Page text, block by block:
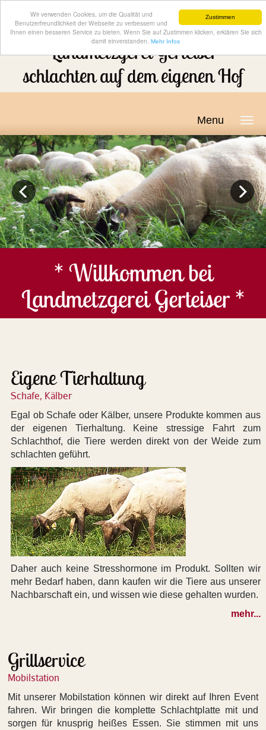
Zustimmen
Wir verwenden Cookies, um die Qualität und
Benutzerfreundlichkeit der Webseite zu verbessern und
Ihnen einen besseren Service zu bieten. Wenn Sie auf Zustimmen klicken, erklären Sie sich
damit einverstanden. Mehr Infos
Landmetzgerei Gerteiser
schlachten auf dem eigenen Hof
Menu
* Willkommen bei
Landmetzgerei Gerteiser *
Eigene Tierhaltung
Schafe, Kälber
Egal ob Schafe oder Kälber, unsere Produkte kommen aus
der eigenen Tierhaltung. Keine stressige Fahrt zum
Schlachthof, die Tiere werden direkt von der Weide zum
schlachten geführt.
Daher auch keine Stresshormone im Produkt. Sollten wir
mehr Bedarf haben, dann kaufen wir die Tiere aus unserer
Nachbarschaft ein, und wissen wie diese gehalten wurden.
mehr...
Grillservice
Mobilstation
Mit unserer Mobilstation können wir direkt auf Ihren Event
fahren. Wir bringen die komplette Schlachtplatte mit und
sorgen für knusprig heißes Essen. Sie stimmen mit uns